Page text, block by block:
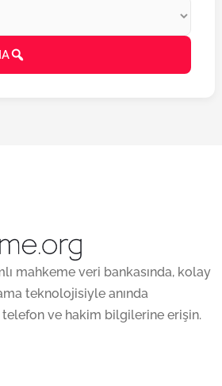
mahkeme veri bankasında, kolay
teknolojisiyle anında
ve hakim bilgilerine erişin.